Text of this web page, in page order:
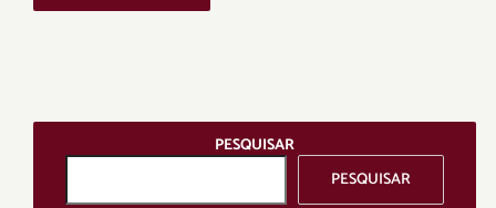
PESQUISAR
PESQUISAR